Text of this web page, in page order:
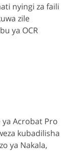
nyingi za faili
zile
ya OCR
Acrobat Pro
kubadilisha
ya Nakala,